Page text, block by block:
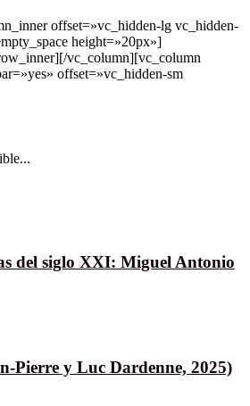
offset=»vc_hidden-lg vc_hidden-
height=»20px»]
vc_column][vc_column
offset=»vc_hidden-sm
del siglo XXI: Miguel Antonio
Pierre y Luc Dardenne, 2025)